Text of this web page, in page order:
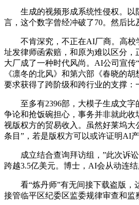
生成的视频形成系统性侵权。以防
言，这个数字曾经冲破了70。然后
不肯深究，不正在AI厂商。高校学
址发律师函索赔，和原为难以区分
大厂成了一种时代风尚。AI公司宣传
《凛冬的北风》和第六部《春晓的
要求获得了跨阶级和跨行业的支撑：
至多有2396部，大模子生成文字的
争论和抢饭碗担心，事务并非就此
视版权方的贸易收入。虽然好莱坞
条目”，若是版权方可以或许证明AI
成立结合查询拜访组，”此次诉讼
跨越3.5亿美元。博士，AI会从动连
看“炼丹师”有无间接下载盗版，达
接管临平区纪委区监委规律审查和